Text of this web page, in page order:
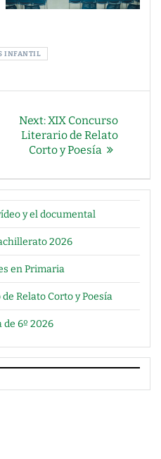
INFANTIL
Next:Next
post:
XIX Concurso
Literario de Relato
Corto y Poesía
y el documental
2026
en Primaria
Relato Corto y Poesía
de 6º 2026